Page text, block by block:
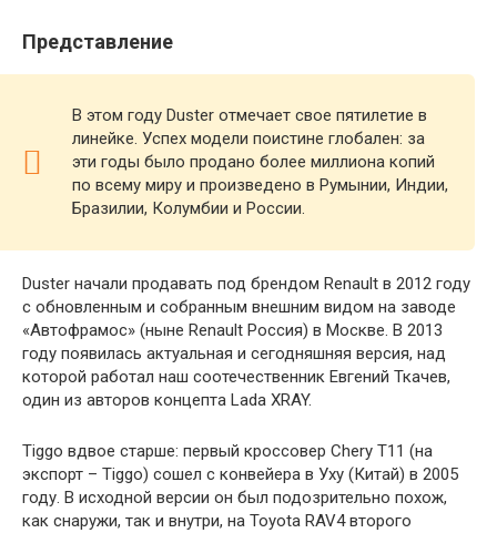
Представление
В этом году Duster отмечает свое пятилетие в
линейке. Успех модели поистине глобален: за
эти годы было продано более миллиона копий
по всему миру и произведено в Румынии, Индии,
Бразилии, Колумбии и России.
Duster начали продавать под брендом Renault в 2012 году
с обновленным и собранным внешним видом на заводе
«Автофрамос» (ныне Renault Россия) в Москве. В 2013
году появилась актуальная и сегодняшняя версия, над
которой работал наш соотечественник Евгений Ткачев,
один из авторов концепта Lada XRAY.
Tiggo вдвое старше: первый кроссовер Chery T11 (на
экспорт – Tiggo) сошел с конвейера в Уху (Китай) в 2005
году. В исходной версии он был подозрительно похож,
как снаружи, так и внутри, на Toyota RAV4 второго